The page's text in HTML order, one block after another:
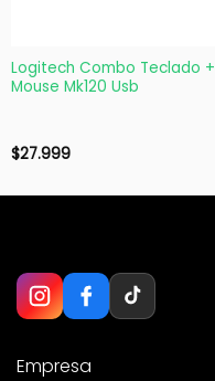
Logitech Combo Teclado +
Mouse Mk120 Usb
$27.999
Empresa